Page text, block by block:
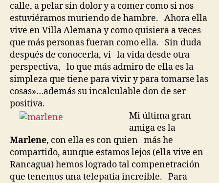
calle, a pelar sin dolor y a comer como si nos
estuviéramos muriendo de hambre. Ahora ella
vive en Villa Alemana y como quisiera a veces
que más personas fueran como ella. Sin duda
después de conocerla, vi la vida desde otra
perspectiva, lo que más admiro de ella es la
simpleza que tiene para vivir y para tomarse las
cosas»…además su incalculable don de ser
positiva.
Mi última gran
amiga es la
Marlene, con ella es con quien más he
compartido, aunque estamos lejos (ella vive en
Rancagua) hemos logrado tal compenetración
que tenemos una telepatía increíble. Para